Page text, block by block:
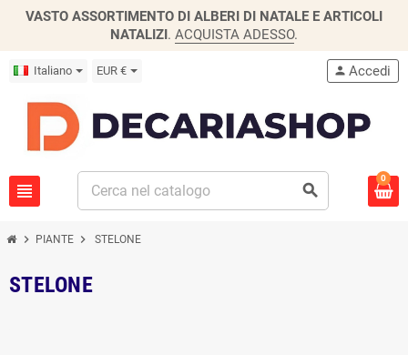
VASTO ASSORTIMENTO DI ALBERI DI NATALE E ARTICOLI
NATALIZI. ACQUISTA ADESSO.
Italiano EUR €
view_headline search
person Accedi
0
chevron_right PIANTE chevron_right STELONE
STELONE